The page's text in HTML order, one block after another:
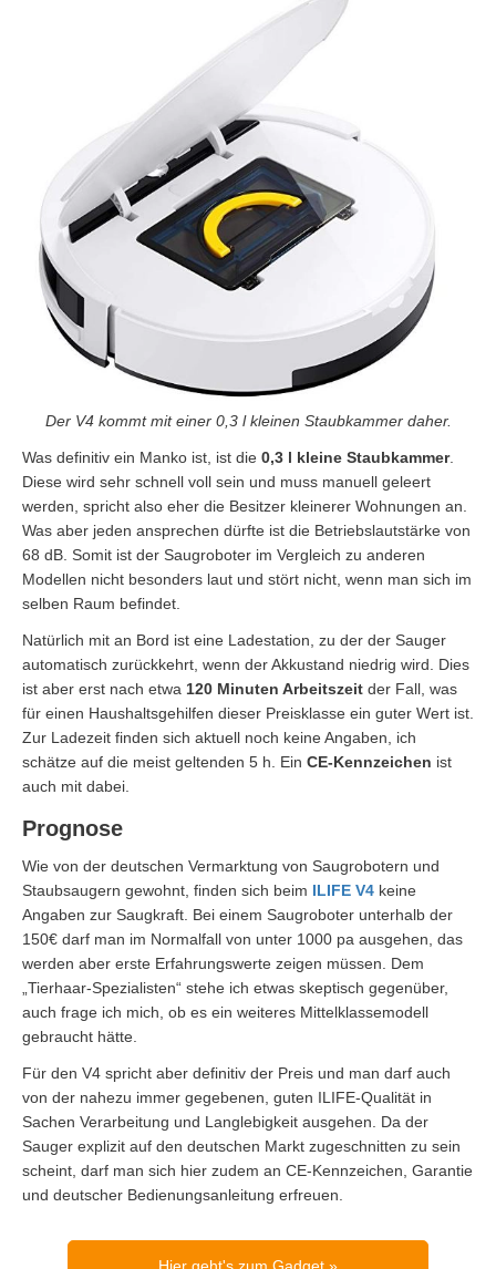
Der V4 kommt mit einer 0,3 l kleinen Staubkammer daher.
Was definitiv ein Manko ist, ist die 0,3 l kleine Staubkammer.
Diese wird sehr schnell voll sein und muss manuell geleert
werden, spricht also eher die Besitzer kleinerer Wohnungen an.
Was aber jeden ansprechen dürfte ist die Betriebslautstärke von
68 dB. Somit ist der Saugroboter im Vergleich zu anderen
Modellen nicht besonders laut und stört nicht, wenn man sich im
selben Raum befindet.
Natürlich mit an Bord ist eine Ladestation, zu der der Sauger
automatisch zurückkehrt, wenn der Akkustand niedrig wird. Dies
ist aber erst nach etwa 120 Minuten Arbeitszeit der Fall, was
für einen Haushaltsgehilfen dieser Preisklasse ein guter Wert ist.
Zur Ladezeit finden sich aktuell noch keine Angaben, ich
schätze auf die meist geltenden 5 h. Ein CE-Kennzeichen ist
auch mit dabei.
Prognose
Wie von der deutschen Vermarktung von Saugrobotern und
Staubsaugern gewohnt, finden sich beim ILIFE V4 keine
Angaben zur Saugkraft. Bei einem Saugroboter unterhalb der
150€ darf man im Normalfall von unter 1000 pa ausgehen, das
werden aber erste Erfahrungswerte zeigen müssen. Dem
„Tierhaar-Spezialisten“ stehe ich etwas skeptisch gegenüber,
auch frage ich mich, ob es ein weiteres Mittelklassemodell
gebraucht hätte.
Für den V4 spricht aber definitiv der Preis und man darf auch
von der nahezu immer gegebenen, guten ILIFE-Qualität in
Sachen Verarbeitung und Langlebigkeit ausgehen. Da der
Sauger explizit auf den deutschen Markt zugeschnitten zu sein
scheint, darf man sich hier zudem an CE-Kennzeichen, Garantie
und deutscher Bedienungsanleitung erfreuen.
Hier geht's zum Gadget